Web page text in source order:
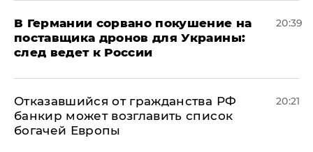
​В Германии сорвано покушение на
поставщика дронов для Украины:
след ведет к России
20:39
Отказавшийся от гражданства РФ
банкир может возглавить список
богачей Европы
20:21